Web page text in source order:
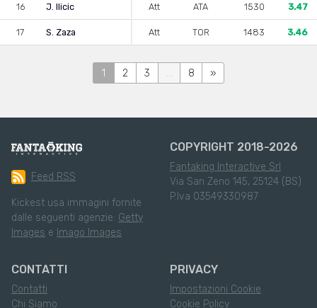
16 J. Ilicic Att ATA 1530 3.47
17 S. Zaza Att TOR 1483 3.46
1 2 3 ... 8 »
Feed RSS
Kickest usa immagini fornite
dalle seguenti agenzie: Getty
Images e Imago Images
COPYRIGHT 2018-2026
Fantaking Interactive Srl
Via San Zeno 145, 25124 (BS)
P.Iva 03549330987
CONTATTI
Contatti
Chi Siamo
PRIVACY
Impostazioni Cookie
Cookie Policy